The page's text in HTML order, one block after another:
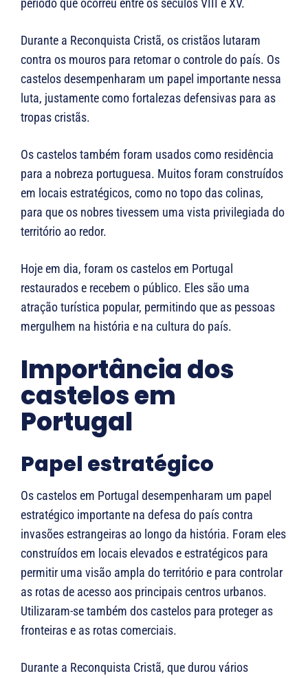
período que ocorreu entre os séculos VIII e XV.
Durante a Reconquista Cristã, os cristãos lutaram
contra os mouros para retomar o controle do país. Os
castelos desempenharam um papel importante nessa
luta, justamente como fortalezas defensivas para as
tropas cristãs.
Os castelos também foram usados ​​como residência
para a nobreza portuguesa. Muitos foram construídos
em locais estratégicos, como no topo das colinas,
para que os nobres tivessem uma vista privilegiada do
território ao redor.
Hoje em dia, foram os castelos em Portugal
restaurados e recebem o público. Eles são uma
atração turística popular, permitindo que as pessoas
mergulhem na história e na cultura do país.
Importância dos
castelos em
Portugal
Papel estratégico
Os castelos em Portugal desempenharam um papel
estratégico importante na defesa do país contra
invasões estrangeiras ao longo da história. Foram eles
construídos em locais elevados e estratégicos para
permitir uma visão ampla do território e para controlar
as rotas de acesso aos principais centros urbanos.
Utilizaram-se também dos castelos ​​para proteger as
fronteiras e as rotas comerciais.
Durante a Reconquista Cristã, que durou vários